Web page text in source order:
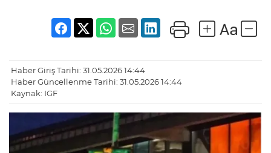
Haber Giriş Tarihi: 31.05.2026 14:44
Haber Güncellenme Tarihi: 31.05.2026 14:44
Kaynak: IGF